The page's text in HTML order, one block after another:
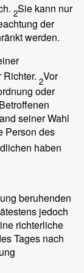
2Sie kann nur
der
werden.
2Vor
oder
seiner Wahl
Person des
haben
beruhenden
jedoch
richterliche
Tages nach